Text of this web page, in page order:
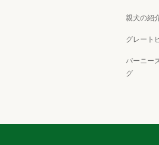
親犬の紹
グレート
バーニー
グ